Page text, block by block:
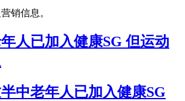
销信息。
人已加入健康SG 但运动
中老年人已加入健康SG